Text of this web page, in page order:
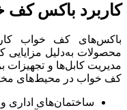
کاربرد باکس کف
باکس‌های کف خواب
محصولات به‌دلیل مزایایی
مدیریت کابل‌ها و
کف خواب در محیط‌های
ساختمان‌های اداری و